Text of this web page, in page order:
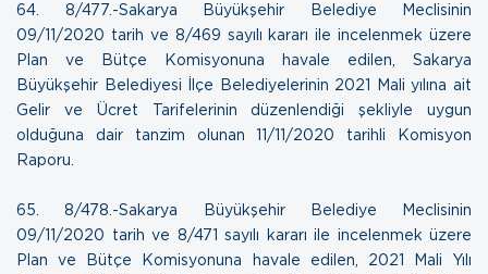
64. 8/477.-Sakarya Büyükşehir Belediye Meclisinin
09/11/2020 tarih ve 8/469 sayılı kararı ile incelenmek üzere
Plan ve Bütçe Komisyonuna havale edilen, Sakarya
Büyükşehir Belediyesi İlçe Belediyelerinin 2021 Mali yılına ait
Gelir ve Ücret Tarifelerinin düzenlendiği şekliyle uygun
olduğuna dair tanzim olunan11/11/2020 tarihli Komisyon
Raporu
65. 8/478.-Sakarya Büyükşehir Belediye Meclisinin
09/11/2020 tarih ve 8/471 sayılı kararı ile incelenmek üzere
Plan ve Bütçe Komisyonuna havale edilen, 2021 Mali Yılı